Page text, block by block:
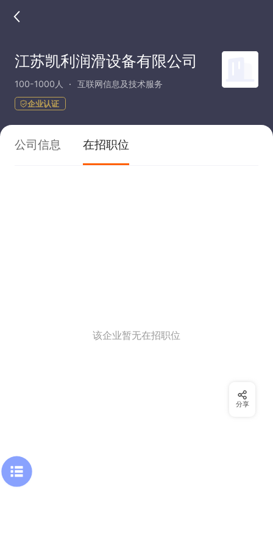
江苏凯利润滑设备有限公司
100-1000人 互联网信息及技术服务
企业认证
公司信息 在招职位
该企业暂无在招职位
分享